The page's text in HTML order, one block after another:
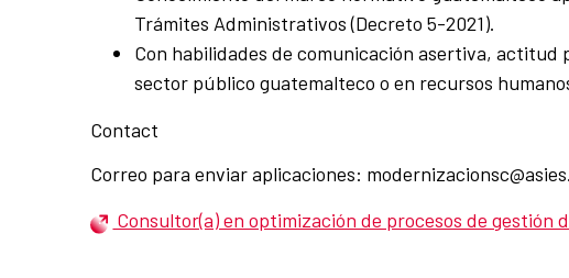
Trámites Administrativos (Decreto 5-2021).
Con habilidades de comunicación asertiva,
sector público guatemalteco o en recursos
Contact
Correo para enviar aplicaciones:
Consultor(a) en optimización de procesos de gestión